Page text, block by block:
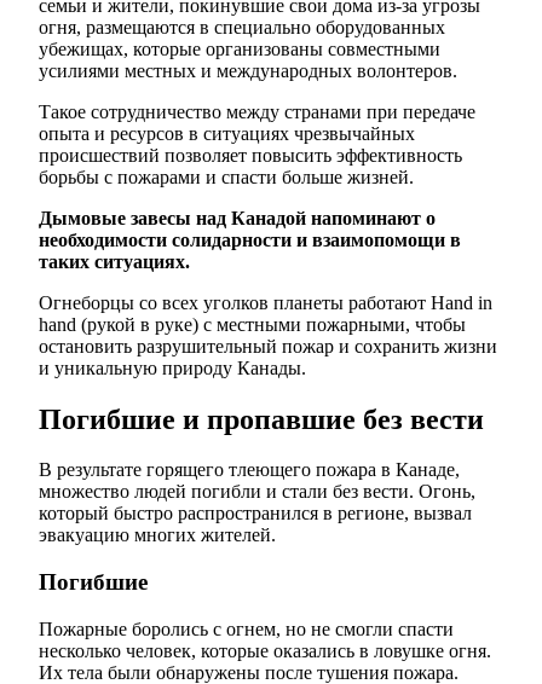
семьи и жители, покинувшие свои дома из-за угрозы
огня, размещаются в специально оборудованных
убежищах, которые организованы совместными
усилиями местных и международных волонтеров.
Такое сотрудничество между странами при передаче
опыта и ресурсов в ситуациях чрезвычайных
происшествий позволяет повысить эффективность
борьбы с пожарами и спасти больше жизней.
Дымовые завесы над Канадой напоминают о
необходимости солидарности и взаимопомощи в
таких ситуациях.
Огнеборцы со всех уголков планеты работают Hand in
hand (рукой в руке) с местными пожарными, чтобы
остановить разрушительный пожар и сохранить жизни
и уникальную природу Канады.
Погибшие и пропавшие без вести
В результате горящего тлеющего пожара в Канаде,
множество людей погибли и стали без вести. Огонь,
который быстро распространился в регионе, вызвал
эвакуацию многих жителей.
Погибшие
Пожарные боролись с огнем, но не смогли спасти
несколько человек, которые оказались в ловушке огня.
Их тела были обнаружены после тушения пожара.